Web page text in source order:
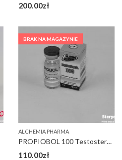
200.00zł
BRAK NA MAGAZYNIE
ALCHEMIA PHARMA
PROPIOBOL 100 Testosterone Propinate Alchemia
110.00zł